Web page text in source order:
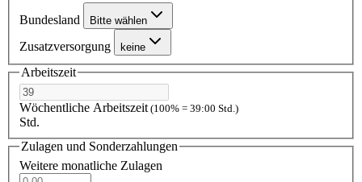
Bundesland Bitte wählen
Zusatzversorgung keine
Arbeitszeit
Wöchentliche Arbeitszeit(100% = 39:00 Std.)
Std.
Zulagen und Sonderzahlungen
Weitere monatliche Zulagen